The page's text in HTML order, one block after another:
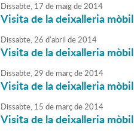
Dissabte, 17 de maigde2014
Visita de la deixalleria mòbil
Dissabte,26 d'abril de2014
Visita de la deixalleria mòbil
Dissabte,29 de marçde2014
Visita de la deixalleria mòbil
Dissabte, 15 de marçde2014
Visita de la deixalleria mòbil